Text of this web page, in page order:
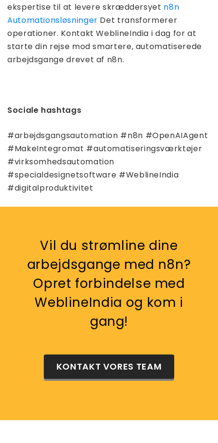
ekspertise til at levere skræddersyet n8n
Automationsløsninger Det transformerer
operationer. Kontakt WeblineIndia i dag for at
starte din rejse mod smartere, automatiserede
arbejdsgange drevet af n8n.
Sociale hashtags
#arbejdsgangsautomation #n8n #OpenAIAgent
#MakeIntegromat #automatiseringsværktøjer
#virksomhedsautomation
#specialdesignetsoftware #WeblineIndia
#digitalproduktivitet
Vil du strømline dine
arbejdsgange med n8n?
Opret forbindelse med
WeblineIndia og kom i
gang!
KONTAKT VORES TEAM